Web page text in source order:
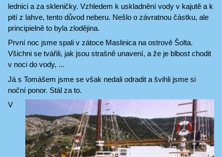
lednici a za skleničky. Vzhledem k uskladnění vody v kajutě a k
pití z lahve, tento důvod neberu. Nešlo o závratnou částku, ale
principielně to byla zlodějina.
První noc jsme spali v zátoce Maslinica na ostrově Šolta.
Všichni se tvářili, jak jsou strašně unavení, a že je blbost chodit
v noci do vody, ...
Já s Tomášem jsme se však nedali odradit a švihli jsme si
noční ponor. Stál za to.
V